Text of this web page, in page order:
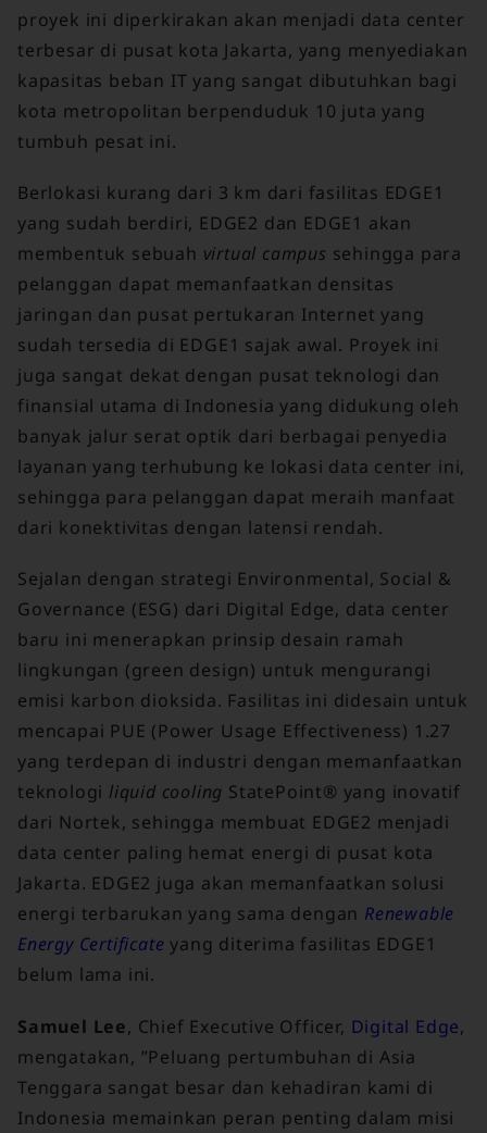
proyek ini diperkirakan akan menjadi data center
terbesar di pusat kota Jakarta, yang menyediakan
kapasitas beban IT yang sangat dibutuhkan bagi
kota metropolitan berpenduduk 10 juta yang
tumbuh pesat ini.
Berlokasi kurang dari 3 km dari fasilitas EDGE1
yang sudah berdiri, EDGE2 dan EDGE1 akan
membentuk sebuah virtual campus sehingga para
pelanggan dapat memanfaatkan densitas
jaringan dan pusat pertukaran Internet yang
sudah tersedia di EDGE1 sajak awal. Proyek ini
juga sangat dekat dengan pusat teknologi dan
finansial utama di Indonesia yang didukung oleh
banyak jalur serat optik dari berbagai penyedia
layanan yang terhubung ke lokasi data center ini,
sehingga para pelanggan dapat meraih manfaat
dari konektivitas dengan latensi rendah.
Sejalan dengan strategi Environmental, Social &
Governance (ESG) dari Digital Edge, data center
baru ini menerapkan prinsip desain ramah
lingkungan (green design) untuk mengurangi
emisi karbon dioksida. Fasilitas ini didesain untuk
mencapai PUE (Power Usage Effectiveness) 1.27
yang terdepan di industri dengan memanfaatkan
teknologi liquid cooling StatePoint® yang inovatif
dari Nortek, sehingga membuat EDGE2 menjadi
data center paling hemat energi di pusat kota
Jakarta. EDGE2 juga akan memanfaatkan solusi
energi terbarukan yang sama dengan Renewable
Energy Certificate yang diterima fasilitas EDGE1
belum lama ini.
Samuel Lee, Chief Executive Officer, Digital Edge,
mengatakan, ”Peluang pertumbuhan di Asia
Tenggara sangat besar dan kehadiran kami di
Indonesia memainkan peran penting dalam misi